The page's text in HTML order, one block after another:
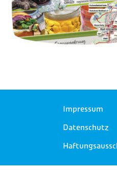
Impressum
Datenschutz